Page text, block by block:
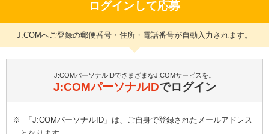
ログインして応募
J:COMへご登録の郵便番号・住所・電話番号が自動入力されます。
J:COMパーソナルIDでさまざまなJ:COMサービスを。
J:COMパーソナルIDでログイン
※
「J:COMパーソナルID」は、ご自身で登録されたメールアドレス